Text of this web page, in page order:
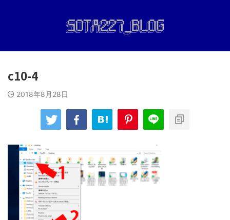
c10-4
2018年8月28日